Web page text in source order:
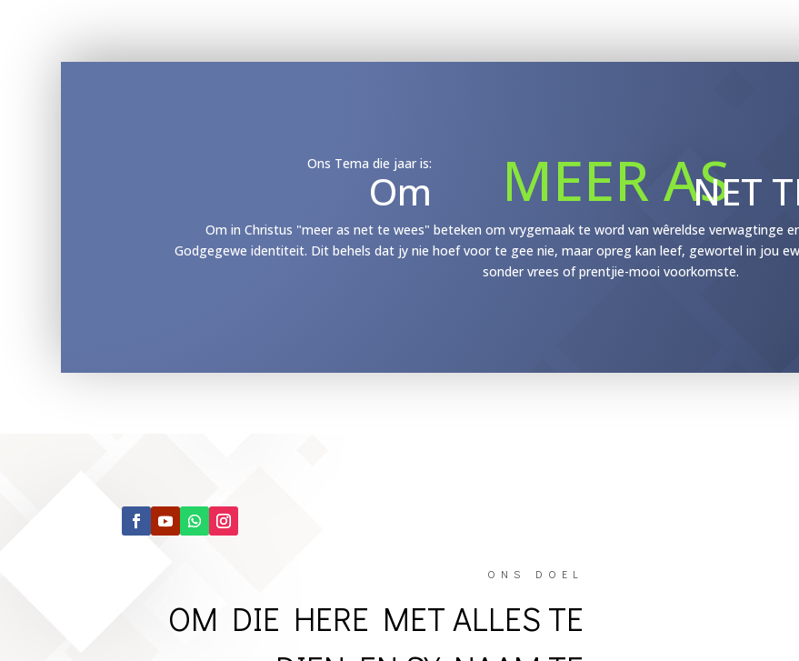
Ons Tema die jaar is:
Om MEER AS
NET
Om in Christus "meer as net te wees" beteken om vrygemaak te word van wêreldse verwagtinge
Godgegewe identiteit. Dit behels dat jy nie hoef voor te gee nie, maar opreg kan leef, gewortel in jou
sonder vrees of prentjie-mooi voorkomste.
ONS DOEL
OM DIE HERE MET ALLES TE